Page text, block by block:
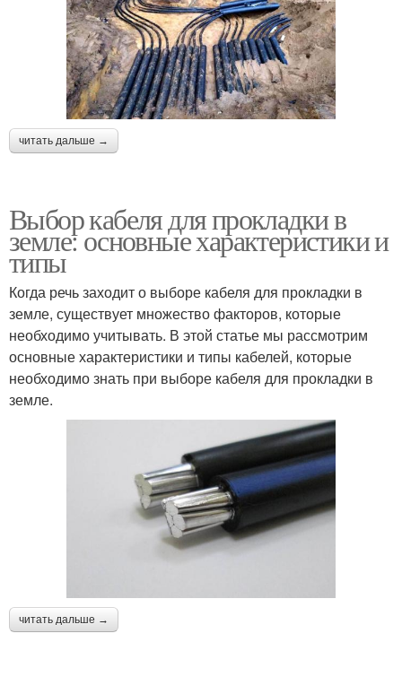
читать дальше →
Выбор кабеля для прокладки в
земле: основные характеристики и
типы
Когда речь заходит о выборе кабеля для прокладки в
земле, существует множество факторов, которые
необходимо учитывать. В этой статье мы рассмотрим
основные характеристики и типы кабелей, которые
необходимо знать при выборе кабеля для прокладки в
земле.
читать дальше →